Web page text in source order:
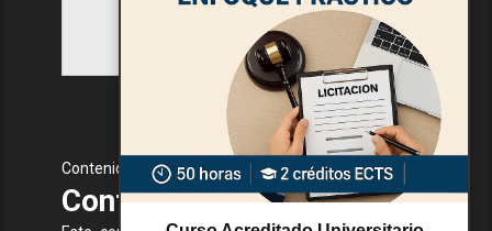
Contenido Protegido
Contenido Protegido